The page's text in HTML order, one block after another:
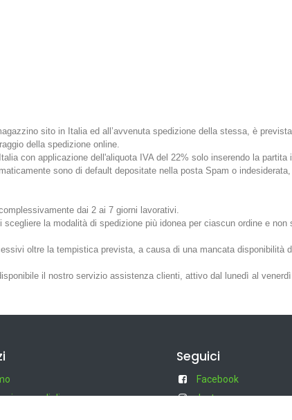
sito in Italia ed all’avvenuta spedizione della stessa, è
della spedizione online.
con applicazione dell'aliquota IVA del 22% solo inserendo la partita
sono di default depositate nella posta Spam o
dai 2 ai 7 giorni lavorativi.
la modalità di spedizione più idonea per ciascun ordine e
oltre la tempistica prevista, a causa di una mancata disponibilità
il nostro servizio assistenza clienti, attivo dal lunedì al venerdì
generali di
Seguici
Facebook
Instagram